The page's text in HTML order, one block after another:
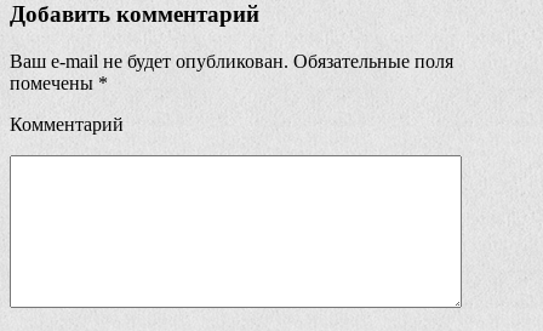
Добавить комментарий
Ваш e-mail не будет опубликован. Обязательные поля
помечены *
Комментарий